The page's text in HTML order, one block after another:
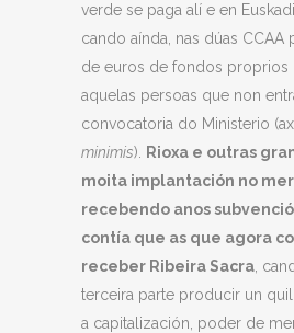
verde se paga alí e en
cando aínda, nas dúas
de euros de fondos proprios
aquelas persoas que non
convocatoria do Ministerio
minimis).
Rioxa e outras
moita implantación no
recebendo anos
contía que as que agora
receber Ribeira Sacra ,
terceira parte producir un
a capitalización, poder de